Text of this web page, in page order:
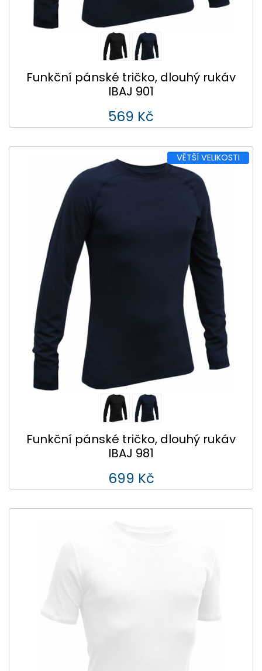
Funkční pánské tričko, dlouhý rukáv
IBAJ 901
569 Kč
VĚTŠÍ VELIKOSTI
Funkční pánské tričko, dlouhý rukáv
IBAJ 981
699 Kč